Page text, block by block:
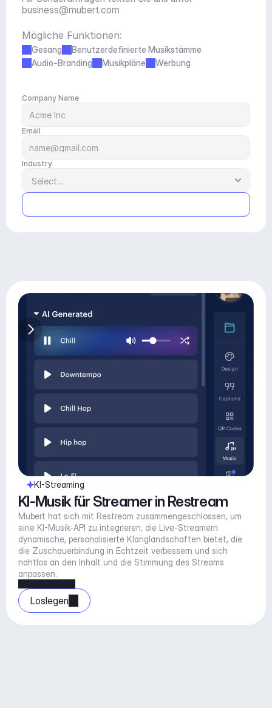
business@mubert.com
Mögliche Funktionen:
Gesang
Benutzerdefinierte Musikstämme
Audio-Branding
Musikpläne Werbung
Company Name
Email
Industry
KI-Streaming
KI-Musik für Streamer in Restream
Mubert hat sich mit Restream zusammengeschlossen, um
eine KI-Musik-API zu integrieren, die Live-Streamern
dynamische, personalisierte Klanglandschaften bietet, die
die Zuschauerbindung in Echtzeit verbessern und sich
nahtlos an den Inhalt und die Stimmung des Streams
anpassen.
Loslegen